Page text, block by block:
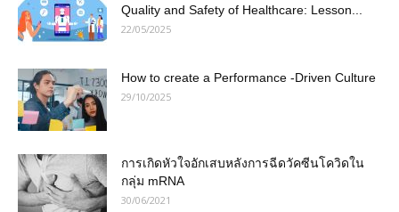
Quality and Safety of Healthcare: Lesson...
22/05/2025
How to create a Performance -Driven Culture
29/10/2025
การเกิดหัวใจอักเสบหลังการฉีดวัคซีนโควิดใน
กลุ่ม mRNA
30/06/2021